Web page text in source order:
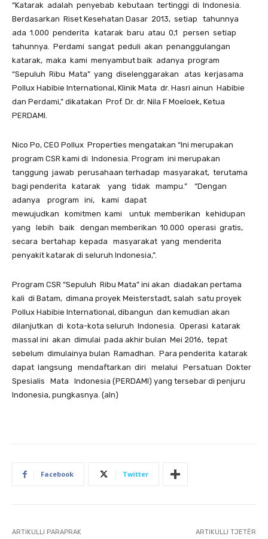
“Katarak adalah penyebab kebutaan tertinggi di Indonesia.
Berdasarkan Riset Kesehatan Dasar 2013, setiap tahunnya
ada 1.000 penderita katarak baru atau 0,1 persen setiap
tahunnya. Perdami sangat peduli akan penanggulangan
katarak, maka kami menyambut baik adanya program
“Sepuluh Ribu Mata” yang diselenggarakan atas kerjasama
Pollux Habibie International, Klinik Mata dr. Hasri ainun Habibie
dan Perdami,” dikatakan Prof. Dr. dr. Nila F Moeloek, Ketua
PERDAMI.
Nico Po, CEO Pollux Properties mengatakan “Ini merupakan
program CSR kami di Indonesia. Program ini merupakan
tanggung jawab perusahaan terhadap masyarakat, terutama
bagi penderita katarak yang tidak mampu.” “Dengan
adanya program ini, kami dapat
mewujudkan komitmen kami untuk memberikan kehidupan
yang lebih baik dengan memberikan 10.000 operasi gratis,
secara bertahap kepada masyarakat yang menderita
penyakit katarak di seluruh Indonesia,”.
Program CSR “Sepuluh Ribu Mata” ini akan diadakan pertama
kali di Batam, dimana proyek Meisterstadt, salah satu proyek
Pollux Habibie International, dibangun dan kemudian akan
dilanjutkan di kota-kota seluruh Indonesia. Operasi katarak
massal ini akan dimulai pada akhir bulan Mei 2016, tepat
sebelum dimulainya bulan Ramadhan. Para penderita katarak
dapat langsung mendaftarkan diri melalui Persatuan Dokter
Spesialis Mata Indonesia (PERDAMI) yang tersebar di penjuru
Indonesia, pungkasnya. (aln)
Facebook Twitter
ARTIKULLI PARAPRAK ARTIKULLI TJETËR